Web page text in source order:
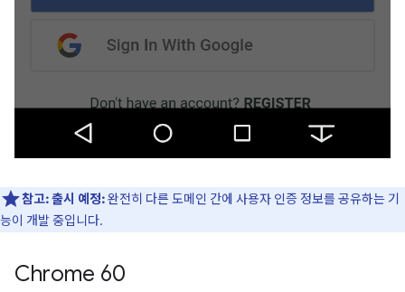
참고:출시 예정:완전히 다른 도메인 간에 사용자 인증 정보를 공유하는 기
능이 개발 중입니다.
Chrome 60